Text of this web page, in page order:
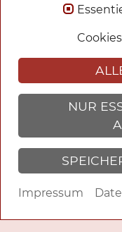
Romane
Tagesgeschichten
Bilder
Heinrich Sobeck
Suche
NUR
Impressum